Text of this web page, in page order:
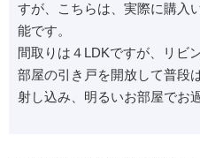
すが、こちらは、実際に購入
能です。
間取りは４LDKですが、リビ
部屋の引き戸を開放して普段
射し込み、明るいお部屋でお